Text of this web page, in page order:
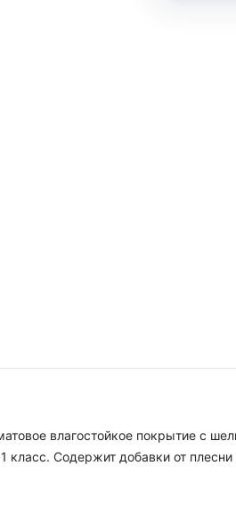
влагостойкое покрытие с
Содержит добавки от плесни